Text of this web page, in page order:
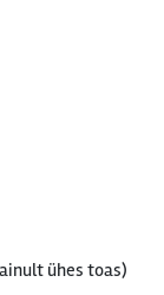
ühes toas)